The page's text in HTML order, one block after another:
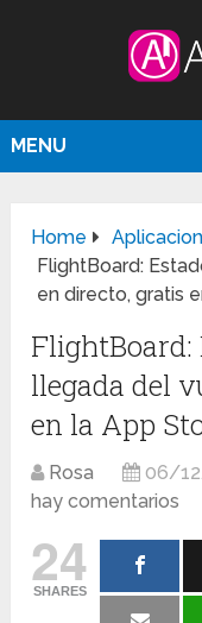
MENU
Home
FlightBoard:
en directo, gratis
FlightBoard:
llegada del
en la App
Rosa 06/
hay comentarios
24
SHARES